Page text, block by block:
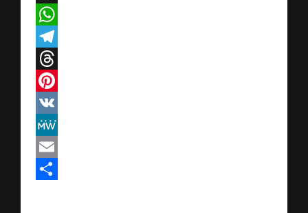
X
WhatsApp
Telegram
Threads
Pinterest
VK
MeWe
Email